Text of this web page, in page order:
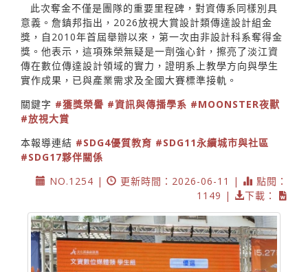
此次奪金不僅是團隊的重要里程碑，對資傳系同樣別具
意義。詹鎮邦指出，2026放視大賞設計類傳達設計組金
獎，自2010年首屆舉辦以來，第一次由非設計科系奪得金
獎。他表示，這項殊榮無疑是一劑強心針，擦亮了淡江資
傳在數位傳達設計領域的實力，證明系上教學方向與學生
實作成果，已與產業需求及全國大賽標準接軌。
關鍵字 #獲獎榮譽 #資訊與傳播學系 #MOONSTER夜獸
#放視大賞
本報導連結 #SDG4優質教育 #SDG11永續城市與社區
#SDG17夥伴關係
NO.1254 |
更新時間：2026-06-11 |
點閱：
1149 |
下載：